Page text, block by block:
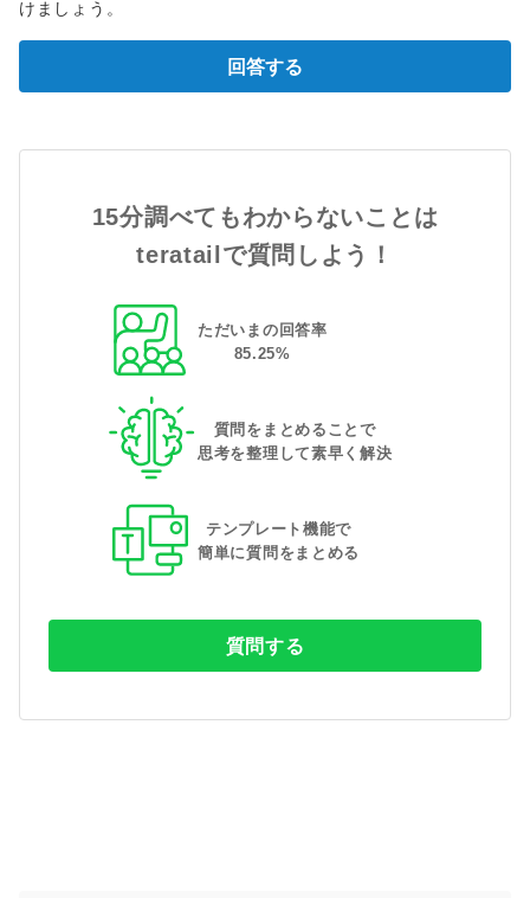
けましょう。
回答する
15分調べてもわからないことは
teratailで質問しよう！
ただいまの回答率
85.25%
質問をまとめることで
思考を整理して素早く解決
テンプレート機能で
簡単に質問をまとめる
質問する